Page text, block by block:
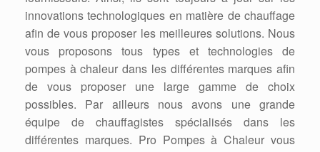
innovations technologiques en matière de chauffage
afin de vous proposer les meilleures solutions. Nous
vous proposons tous types et technologies de
pompes à chaleur dans les différentes marques afin
de vous proposer une large gamme de choix
possibles. Par ailleurs nous avons une grande
équipe de chauffagistes spécialisés dans les
différentes marques. Pro Pompes à Chaleur vous